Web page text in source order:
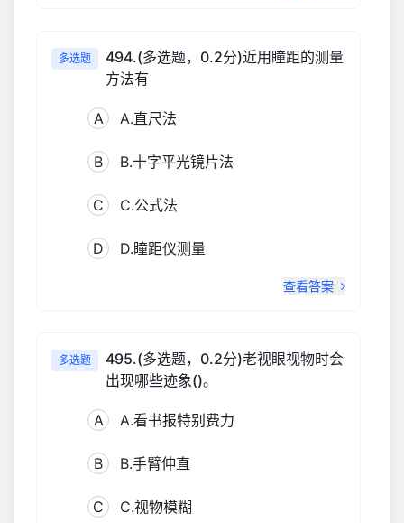
多选题
494.(多选题，0.2分)近用瞳距的测量
方法有
A A.直尺法
B B.十字平光镜片法
C C.公式法
D D.瞳距仪测量
查看答案
多选题
495.(多选题，0.2分)老视眼视物时会
出现哪些迹象()。
A A.看书报特别费力
B B.手臂伸直
C C.视物模糊